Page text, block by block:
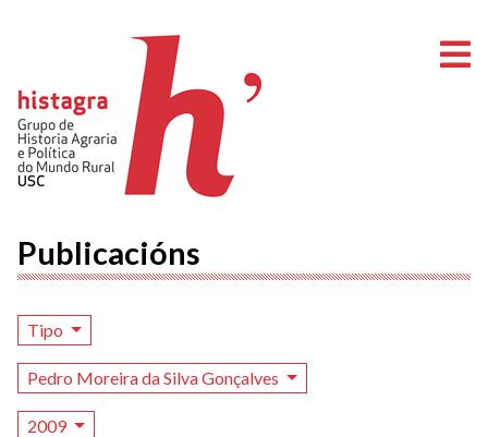
Publicacións
Tipo
Pedro Moreira da Silva Gonçalves
2009